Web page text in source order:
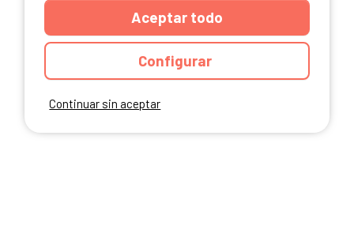
Continuar sin aceptar
Aceptar todo
Configurar